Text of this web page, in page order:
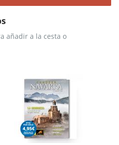
añadir a la cesta o